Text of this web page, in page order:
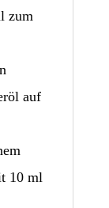
zum
auf
10 ml